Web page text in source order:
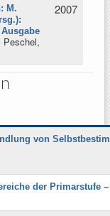
M.
Peschel,
2007
von
der Primarstufe